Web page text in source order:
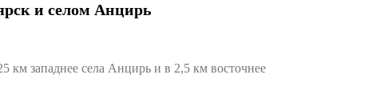
и селом Анцирь
западнее села Анцирь и в 2,5 км восточнее